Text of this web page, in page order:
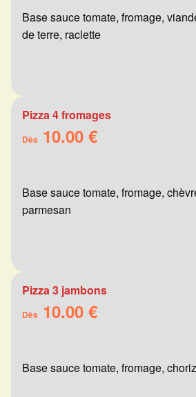
Base sauce tomate, fromage,
de terre, raclette
Pizza 4 fromages
Dès 10.00 €
Base sauce tomate, fromage,
parmesan
Pizza 3 jambons
Dès 10.00 €
Base sauce tomate, fromage,